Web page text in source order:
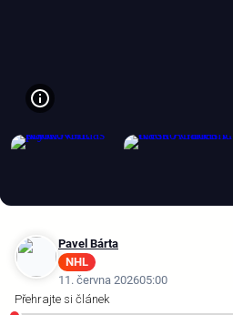
Pavel Bárta
NHL
11. června 202605:00